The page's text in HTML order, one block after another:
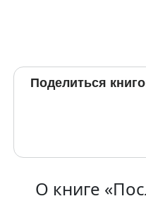
Поделиться
О книге